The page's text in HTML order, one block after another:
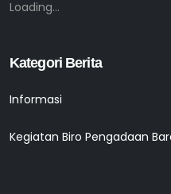
Loading...
Kategori Berita
Informasi
Kegiatan Biro Pengadaan